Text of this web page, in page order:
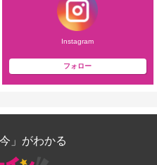
Instagram
フォロー
」がわかる